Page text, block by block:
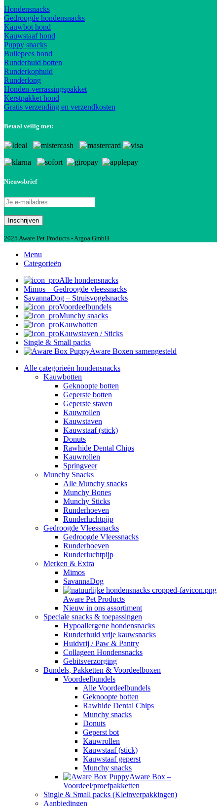
Hondensnacks
Gedroogde hondensnacks
Kauwbot hond
Kauwstaaf hond
Puppy snacks
Bullepees hond
Runderhuid botten
Runderkophuid
Runderlong
Honden-verrassingspakket
Kerstpakket hond
Gratis verzending en verzendkosten
Betaal veilig met:
Nieuwsbrief
2025 Aware Pet Products - Argoa GmbH
Menu
Categorieën
Alle hondensnacks
Mimos – Gedroogde vleessnacks
SavannaDog – Struisvogelsnacks
Voordeelbundels
Munchy snacks
Kauwbotten
Kauwstaven / Sticks
Single & Small packs
Aware Boxen samengesteld
Alle categorieën hondensnacks
Kauwbotten
Geknoopte botten
Geperste botten
Geperste staven
Kauwrollen
Kauwstaven
Kauwstaaf (stick)
Donuts
Rawhide Dental Chips
Kauwrollen
Springveer
Munchy Snacks
Alle Munchy snacks
Munchy Bones
Munchy Sticks
Runderhoeven
Runderluchtpijp
Gedroogde Vleessnacks
Gedroogde Vleessnacks
Runderhoeven
Runderluchtpijp
Merken & Extra
Mimos
SavannaDog
Aware Pet Products
Nieuw in ons assortiment
Speciale snacks & toepassingen
Hypoallergene hondensnacks
Runderhuid vrije kauwsnacks
Huidvrij / Paw & Pantry
Collageen Hondensnacks
Gebitsverzorging
Bundels, Pakketten & Voordeelboxen
Voordeelbundels
Alle Voordeelbundels
Geknoopte botten
Rawhide Dental Chips
Munchy snacks
Donuts
Geperst bot
Kauwrollen
Kauwstaaf (stick)
Kauwstaaf geperst
Munchy snacks
Aware Box –
Voordeel/proefpakketten
Single & Small packs (Kleinverpakkingen)
Aanbiedingen